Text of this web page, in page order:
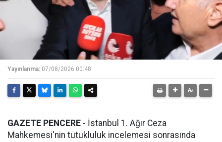
Yayınlanma: 07/08/2026 00:48
GAZETE PENCERE - İstanbul 1. Ağır Ceza
Mahkemesi'nin tutukluluk incelemesi sonrasında